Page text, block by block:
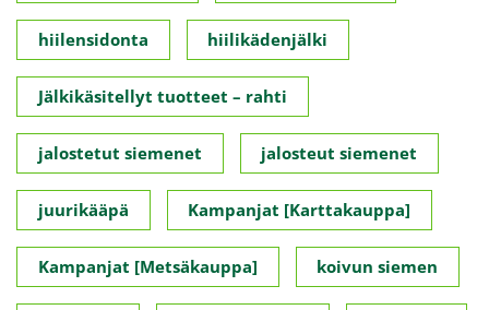
hiilensidonta hiilikädenjälki
Jälkikäsitellyt tuotteet – rahti
jalostetut siemenet jalosteut siemenet
juurikääpä Kampanjat [Karttakauppa]
Kampanjat [Metsäkauppa] koivun siemen